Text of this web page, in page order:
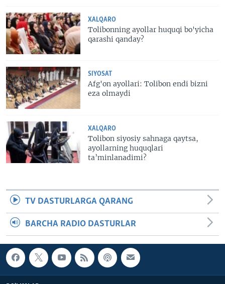
XALQARO
Tolibonning ayollar huquqi bo'yicha
qarashi qanday?
SIYOSAT
Afg'on ayollari: Tolibon endi bizni
eza olmaydi
XALQARO
Tolibon siyosiy sahnaga qaytsa,
ayollarning huquqlari
ta’minlanadimi?
TV DASTURLARGA QARANG
BARCHA RADIO DASTURLAR